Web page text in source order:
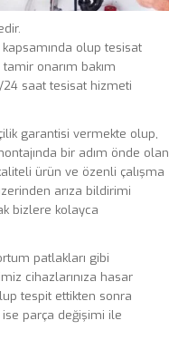
olup tesisat
onarım bakım
saat tesisat hizmeti
garantisi vermekte olup,
bir adım önde olan
ürün ve özenli çalışma
arıza bildirimi
bizlere kolayca
patlakları gibi
cihazlarınıza hasar
tespit ettikten sonra
parça değişimi ile